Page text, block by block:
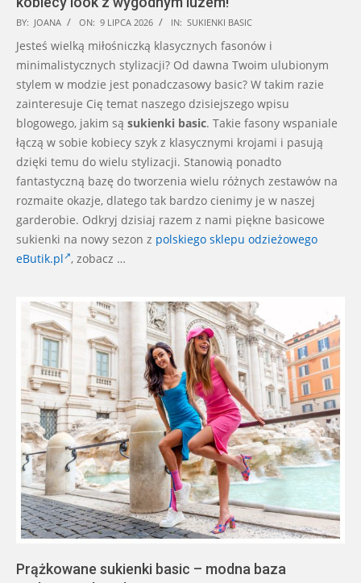
2026-
07-
09
BY: JOANA ON: 9 LIPCA 2026 IN: SUKIENKI BASIC
Jesteś wielką miłośniczką klasycznych fasonów i
minimalistycznych stylizacji? Od dawna Twoim ulubionym
stylem w modzie jest ponadczasowy basic? W takim razie
zainteresuje Cię temat naszego dzisiejszego wpisu
blogowego, jakim są sukienki basic. Takie fasony wspaniale
łączą w sobie kobiecy szyk z klasycznymi krojami i pasują
dzięki temu do wielu stylizacji. Stanowią ponadto
fantastyczną bazę do tworzenia wielu różnych zestawów na
rozmaite okazje, dlatego tak bardzo cienimy je w naszej
garderobie. Odkryj dzisiaj razem z nami piękne basicowe
sukienki na nowy sezon z polskiego sklepu odzieżowego
eButik.pl , zobacz …
Prążkowane sukienki basic – modna baza